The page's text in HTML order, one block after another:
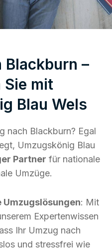
Blackburn –
Sie mit
Blau Wels
nach Blackburn? Egal
Umzugskönig Blau
Partner für nationale
Umzüge.
Umzugslösungen: Mit
Expertenwissen
Ihr Umzug nach
und stressfrei wie